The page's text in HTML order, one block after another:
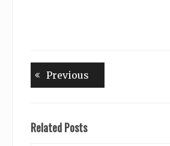
Beitragsnavigation
Previous
Related Posts